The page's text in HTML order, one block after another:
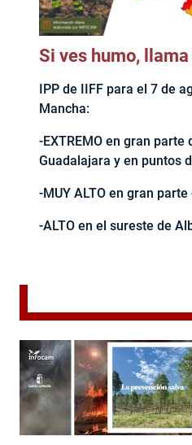
Si ves humo,
IPP de IIFF para el 7 de
Mancha:
-EXTREMO en gran parte
Guadalajara y en puntos
-MUY ALTO en gran
-ALTO en el sureste de